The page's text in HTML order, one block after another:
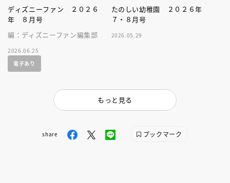
ディズニーファン ２０２６
年 ８月号
編：ディズニーファン編集部
2026.06.25
電子あり
たのしい幼稚園 ２０２６年
７・８月号
2026.05.29
もっと見る
share ブックマーク